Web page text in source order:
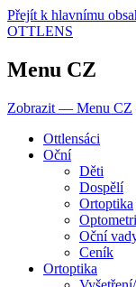
Přejít k hlavnímu
OTTLENS
Menu CZ
Zobrazit — Menu CZ
Ottlensáci
Oční
Děti
Dospělí
Ortoptika
Oční
Ceník
Ortoptika